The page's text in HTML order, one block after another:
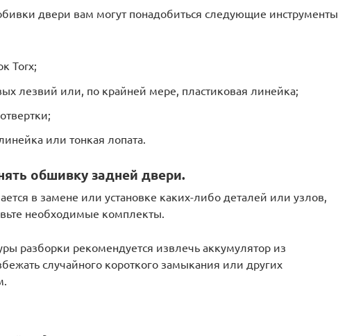
двери вам могут понадобиться следующие инструменты
Torx;
лезвий или, по крайней мере, пластиковая линейка;
или тонкая лопата.
обшивку задней двери.
в замене или установке каких-либо деталей или узлов,
необходимые комплекты.
разборки рекомендуется извлечь аккумулятор из
случайного короткого замыкания или других